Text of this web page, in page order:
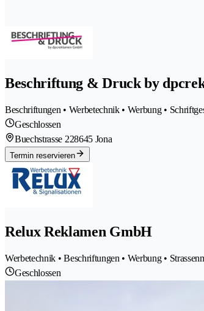
Beschriftung & Druck by
Beschriftungen • Werbetechnik • Werbung •
Geschlossen
Buechstrasse 228645 Jona
Termin reservieren
Relux Reklamen GmbH
Werbetechnik • Beschriftungen • Werbung •
Geschlossen